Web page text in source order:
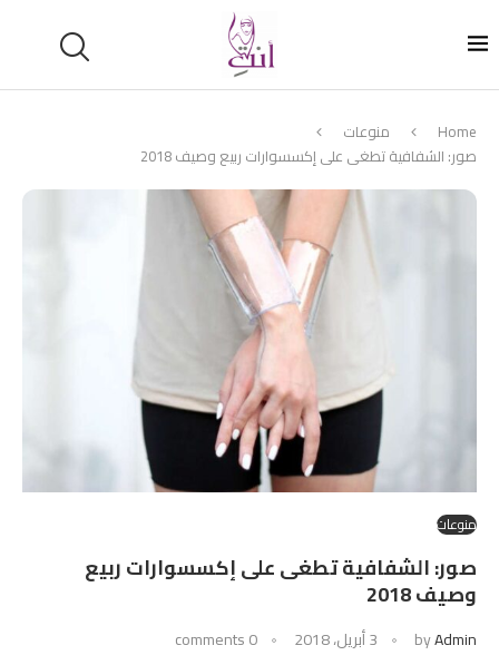
Home
منوعات
صور: الشفافية تطغى على إكسسوارات ربيع وصيف 2018
منوعات
صور: الشفافية تطغى على إكسسوارات ربيع
وصيف 2018
byAdmin 3 أبريل، 2018 0 comments